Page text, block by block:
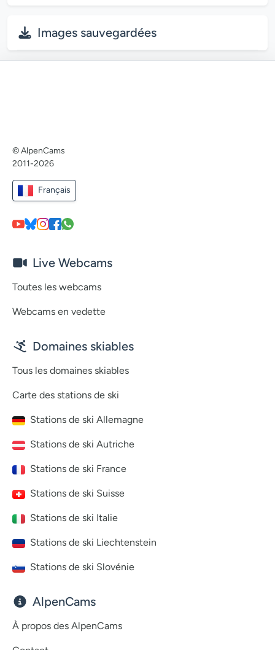
Images sauvegardées
© AlpenCams
2011-2026
Français
Live Webcams
Toutes les webcams
Webcams en vedette
Domaines skiables
Tous les domaines skiables
Carte des stations de ski
Stations de ski Allemagne
Stations de ski Autriche
Stations de ski France
Stations de ski Suisse
Stations de ski Italie
Stations de ski Liechtenstein
Stations de ski Slovénie
AlpenCams
À propos des AlpenCams